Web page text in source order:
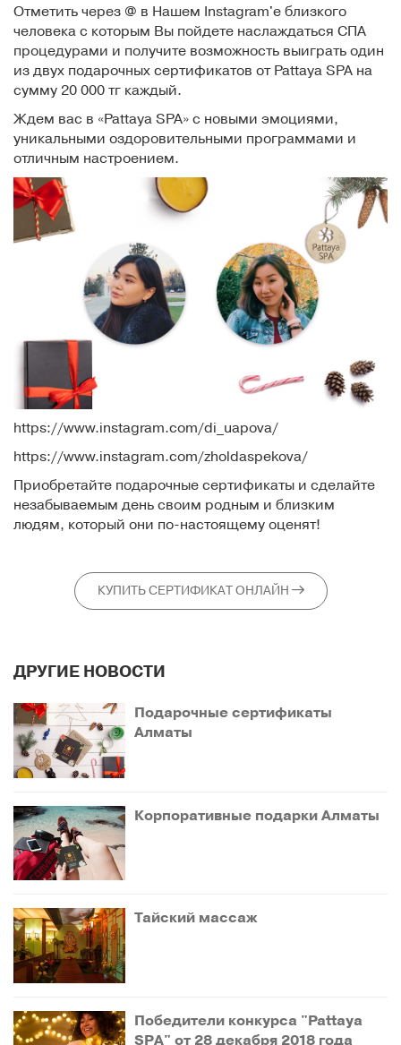
Отметить через @ в Нашем Instagram'e близкого
человека с которым Вы пойдете наслаждаться СПА
процедурами и получите возможность выиграть один
из двух подарочных сертификатов от Pattaya SPA на
сумму 20 000 тг каждый.
Ждем вас в «Pattaya SPA» с новыми эмоциями,
уникальными оздоровительными программами и
отличным настроением.
https://www.instagram.com/di_uapova/
https://www.instagram.com/zholdaspekova/
Приобретайте подарочные сертификаты и сделайте
незабываемым день своим родным и близким
людям, который они по-настоящему оценят!
КУПИТЬ СЕРТИФИКАТ ОНЛАЙН
ДРУГИЕ НОВОСТИ
Подарочные сертификаты
Алматы
Корпоративные подарки Алматы
Тайский массаж
Победители конкурса "Pattaya
SPA" от 28 декабря 2018 года